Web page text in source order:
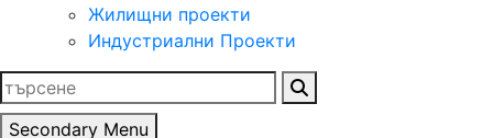
Жилищни проекти
Индустриални Проекти
Търсене
за:
Secondary Menu